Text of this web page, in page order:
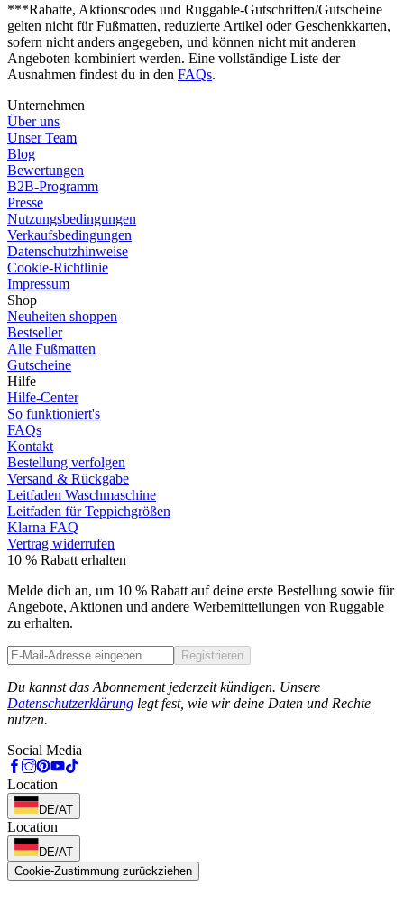
***Rabatte, Aktionscodes und Ruggable-Gutschriften/Gutscheine
gelten nicht für Fußmatten, reduzierte Artikel oder Geschenkkarten,
sofern nicht anders angegeben, und können nicht mit anderen
Angeboten kombiniert werden. Eine vollständige Liste der
Ausnahmen findest du in den FAQs.
Unternehmen
Über uns
Unser Team
Blog
Bewertungen
B2B-Programm
Presse
Nutzungsbedingungen
Verkaufsbedingungen
Datenschutzhinweise
Cookie-Richtlinie
Impressum
Shop
Neuheiten shoppen
Bestseller
Alle Fußmatten
Gutscheine
Hilfe
Hilfe-Center
So funktioniert's
FAQs
Kontakt
Bestellung verfolgen
Versand & Rückgabe
Leitfaden Waschmaschine
Leitfaden für Teppichgrößen
Klarna FAQ
Vertrag widerrufen
10 % Rabatt erhalten
Melde dich an, um 10 % Rabatt auf deine erste Bestellung sowie für
Angebote, Aktionen und andere Werbemitteilungen von Ruggable
zu erhalten.
Registrieren
Du kannst das Abonnement jederzeit kündigen. Unsere
Datenschutzerklärung legt fest, wie wir deine Daten und Rechte
nutzen.
Social Media
Location
DE/AT
Location
DE/AT
Cookie-Zustimmung zurückziehen